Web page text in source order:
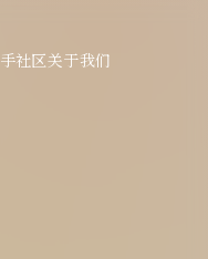
社区关于我们